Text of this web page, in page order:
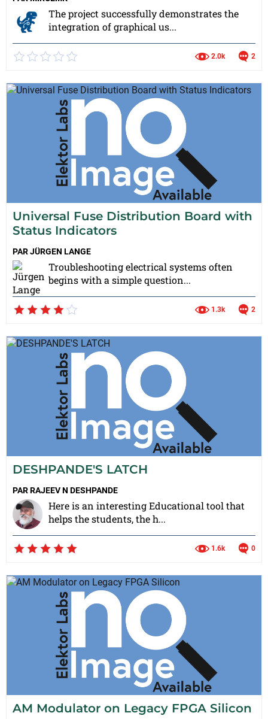
The project successfully demonstrates the
integration of graphical us...
2.0k 2
Universal Fuse Distribution Board with
Status Indicators
PARJÜRGEN LANGE
Troubleshooting electrical systems often
begins with a simple question...
1.3k 2
DESHPANDE'S LATCH
PARRAJEEV N DESHPANDE
Here is an interesting Educational tool that
helps the students, the h...
1.6k 0
AM Modulator on Legacy FPGA Silicon